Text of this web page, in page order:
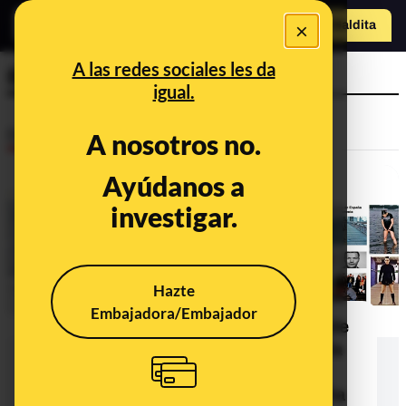
×
A las redes sociales les da
igual.
A nosotros no.
Ayúdanos a
investigar.
Hazte
Embajadora/Embajador
Hazte Maldita
Bienal de Venecia
¿Qué sabemos sobre la selección de
que "mea en diferentes espacios
públicos" para representar a España